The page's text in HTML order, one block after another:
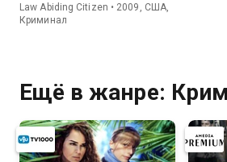
Law Abiding Citizen • 2009, США,
Криминал
Ещё в жанре: